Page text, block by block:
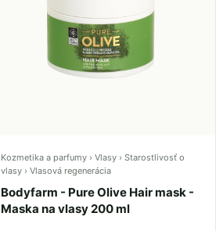
Kozmetika a parfumy › Vlasy › Starostlivosť o
vlasy › Vlasová regenerácia
Bodyfarm - Pure Olive Hair mask -
Maska na vlasy 200 ml